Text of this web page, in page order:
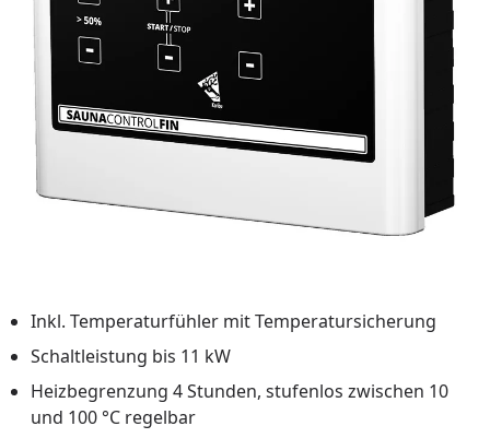
Inkl. Temperaturfühler mit Temperatursicherung
Schaltleistung bis 11 kW
Heizbegrenzung 4 Stunden, stufenlos zwischen 10
und 100 °C regelbar